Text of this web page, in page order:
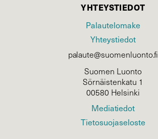
YHTEYSTIEDOT
Palautelomake
Yhteystiedot
palaute@suomenluonto.fi
Suomen Luonto
Sörnäistenkatu 1
00580 Helsinki
Mediatiedot
Tietosuojaseloste